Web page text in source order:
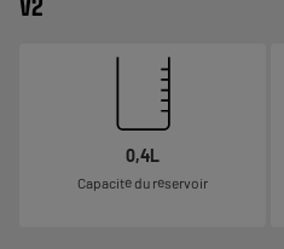
V2
0,4L
Capacité du réservoir